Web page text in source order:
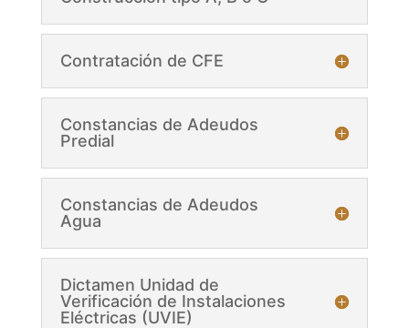
Contratación de CFE
Constancias de Adeudos
Predial
Constancias de Adeudos
Agua
Dictamen Unidad de
Verificación de Instalaciones
Eléctricas (UVIE)